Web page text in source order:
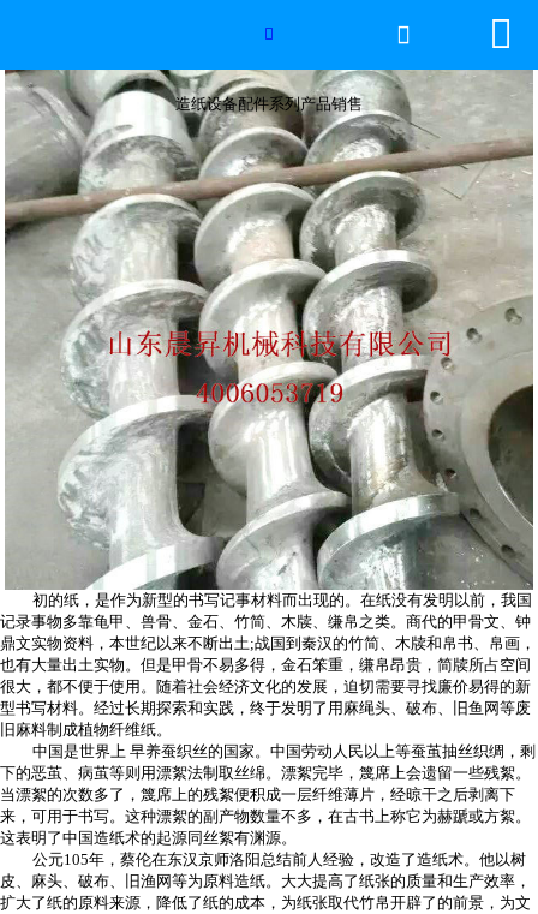
网站首页
2026年国际足联世界杯
产品中心
服务优势
新闻资讯
工程案例
厂容厂景
荣誉资质
联系我们

造纸设备配件系列产品销售
 
造纸设备配件系列产品销售
初的纸，是作为新型的书写记事材料而出现的。在纸没有发明以前，我国
记录事物多靠龟甲、兽骨、金石、竹简、木牍、缣帛之类。商代的甲骨文、钟
鼎文实物资料，本世纪以来不断出土;战国到秦汉的竹简、木牍和帛书、帛画，
也有大量出土实物。但是甲骨不易多得，金石笨重，缣帛昂贵，简牍所占空间
很大，都不便于使用。随着社会经济文化的发展，迫切需要寻找廉价易得的新
型书写材料。经过长期探索和实践，终于发明了用麻绳头、破布、旧鱼网等废
旧麻料制成植物纤维纸。
中国是世界上 早养蚕织丝的国家。中国劳动人民以上等蚕茧抽丝织绸，剩
下的恶茧、病茧等则用漂絮法制取丝绵。漂絮完毕，篾席上会遗留一些残絮。
当漂絮的次数多了，篾席上的残絮便积成一层纤维薄片，经晾干之后剥离下
来，可用于书写。这种漂絮的副产物数量不多，在古书上称它为赫蹏或方絮。
这表明了中国造纸术的起源同丝絮有渊源。
公元105年，蔡伦在东汉京师洛阳总结前人经验，改造了造纸术。他以树
皮、麻头、破布、旧渔网等为原料造纸。大大提高了纸张的质量和生产效率，
扩大了纸的原料来源，降低了纸的成本，为纸张取代竹帛开辟了的前景，为文